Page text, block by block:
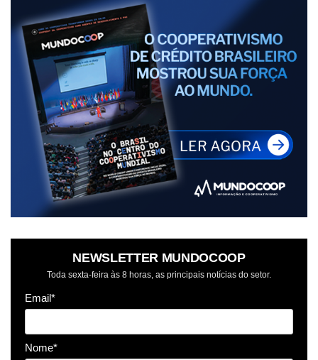
NEWSLETTER MUNDOCOOP
Toda sexta-feira às 8 horas, as principais notícias do setor.
Email*
Nome*